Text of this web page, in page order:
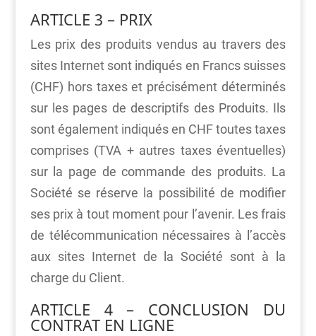
ARTICLE 3 – PRIX
Les prix des produits vendus au travers des
sites Internet sont indiqués en Francs suisses
(CHF) hors taxes et précisément déterminés
sur les pages de descriptifs des Produits. Ils
sont également indiqués en CHF toutes taxes
comprises (TVA + autres taxes éventuelles)
sur la page de commande des produits. La
Société se réserve la possibilité de modifier
ses prix à tout moment pour l’avenir. Les frais
de télécommunication nécessaires à l’accès
aux sites Internet de la Société sont à la
charge du Client.
ARTICLE 4 – CONCLUSION DU
CONTRAT EN LIGNE